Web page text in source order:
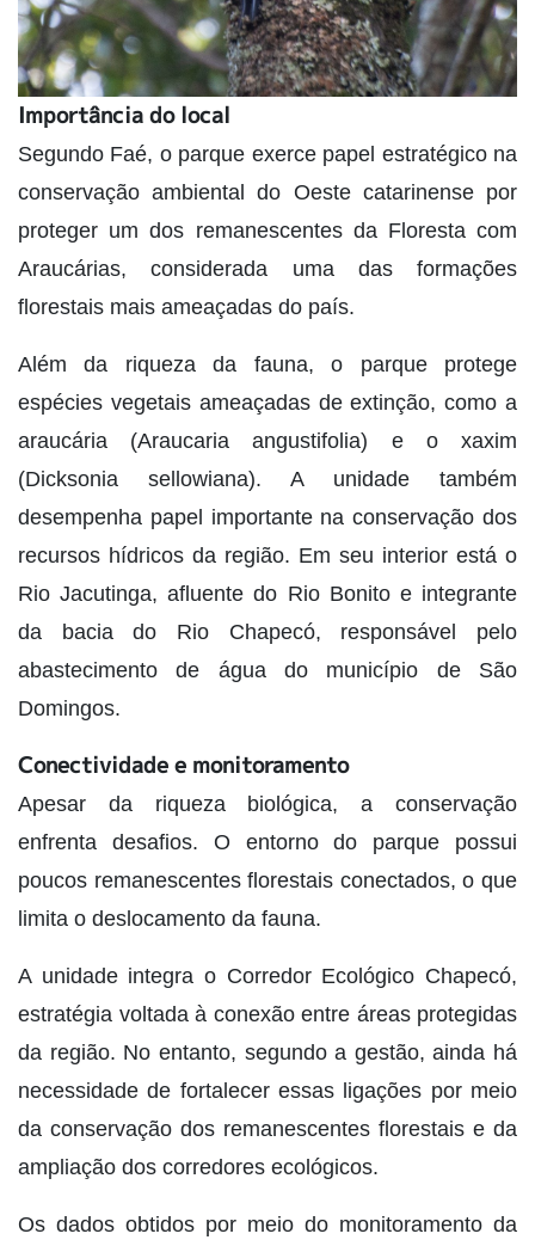
Importância do local
Segundo Faé, o parque exerce papel estratégico na
conservação ambiental do Oeste catarinense por
proteger um dos remanescentes da Floresta com
Araucárias, considerada uma das formações
florestais mais ameaçadas do país.
Além da riqueza da fauna, o parque protege
espécies vegetais ameaçadas de extinção, como a
araucária (Araucaria angustifolia) e o xaxim
(Dicksonia sellowiana). A unidade também
desempenha papel importante na conservação dos
recursos hídricos da região. Em seu interior está o
Rio Jacutinga, afluente do Rio Bonito e integrante
da bacia do Rio Chapecó, responsável pelo
abastecimento de água do município de São
Domingos.
Conectividade e monitoramento
Apesar da riqueza biológica, a conservação
enfrenta desafios. O entorno do parque possui
poucos remanescentes florestais conectados, o que
limita o deslocamento da fauna.
A unidade integra o Corredor Ecológico Chapecó,
estratégia voltada à conexão entre áreas protegidas
da região. No entanto, segundo a gestão, ainda há
necessidade de fortalecer essas ligações por meio
da conservação dos remanescentes florestais e da
ampliação dos corredores ecológicos.
Os dados obtidos por meio do monitoramento da